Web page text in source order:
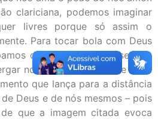
clariciana, podemos imaginar
livres porque só assim o
Para tocar bola com Deus
de tudo o que nos segura,
no infinito. Libertar-se deve
que lança para a distância
Deus e de nós mesmos – pois
que a imagem citada evoca